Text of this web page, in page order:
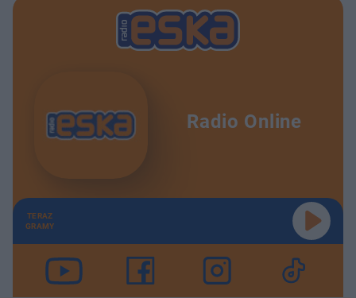
Radio Online
TERAZ
GRAMY